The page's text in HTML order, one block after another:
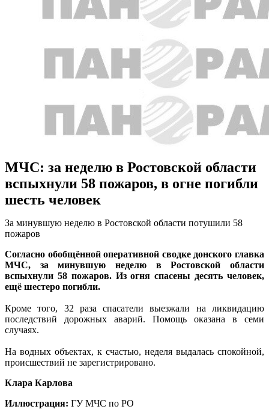
МЧС: за неделю в Ростовской области
вспыхнули 58 пожаров, в огне погибли
шесть человек
За минувшую неделю в Ростовской области потушили 58
пожаров
Согласно обобщённой оперативной сводке донского главка
МЧС, за минувшую неделю в Ростовской области
вспыхнули 58 пожаров. Из огня спасены десять человек,
ещё шестеро погибли.
Кроме того, 32 раза спасатели выезжали на ликвидацию
последствий дорожных аварий. Помощь оказана в семи
случаях.
На водных объектах, к счастью, неделя выдалась спокойной,
происшествий не зарегистрировано.
Клара Карлова
Иллюстрация: ГУ МЧС по РО